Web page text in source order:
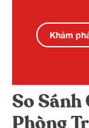
Khám
So Sánh